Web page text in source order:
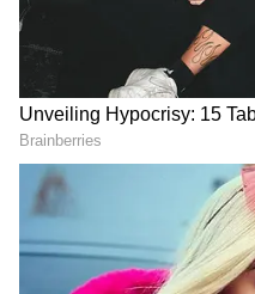
ముఖ్యంగా జస్ప్రీత్
అంటూ సంభోధించడం
రామ్ చరణ్ ని సోషల్
తర్వాత తాను చేసిన
స్పందించారు. వెంటనే
పేర్లు మర్చిపోతూ
పేర్కొన్నాడు. బుమ్రా
సారీ కూడా చెప్పాడు.